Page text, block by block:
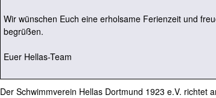
Wir wünschen Euch eine erholsame Ferienzeit und
begrüßen.
Euer Hellas-Team
Der Schwimmverein Hellas Dortmund 1923 e.V. richtet